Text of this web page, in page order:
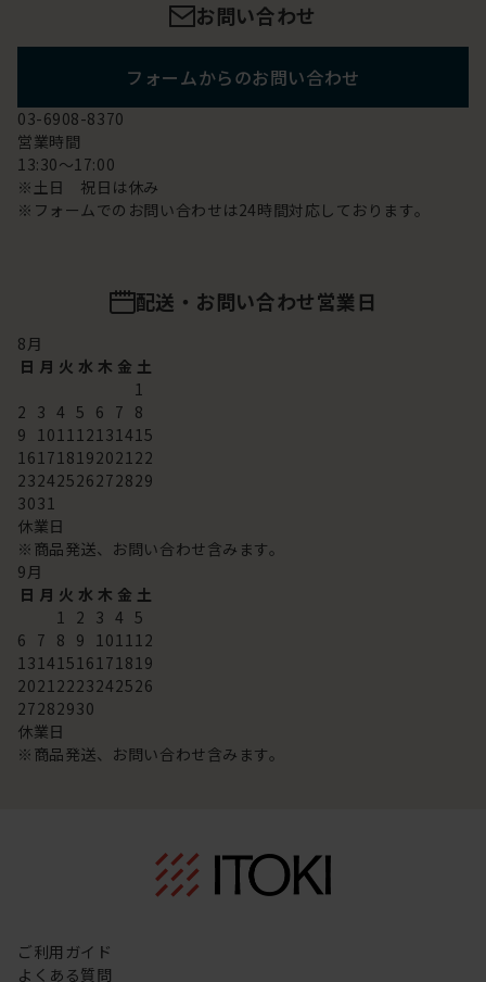
お問い合わせ
フォームからのお問い合わせ
03-6908-8370
営業時間
13:30～17:00
※土日 祝日は休み
※フォームでのお問い合わせは24時間対応しております。
配送・お問い合わせ営業日
8月
日 月 火 水 木 金 土
1
2 3 4 5 6 7 8
9 101112131415
16171819202122
23242526272829
3031
休業日
※商品発送、お問い合わせ含みます。
9月
日 月 火 水 木 金 土
1 2 3 4 5
6 7 8 9 101112
13141516171819
20212223242526
27282930
休業日
※商品発送、お問い合わせ含みます。
ご利用ガイド
よくある質問